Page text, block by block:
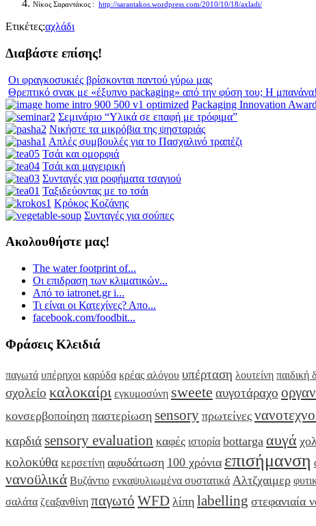
Νίκος Σαραντάκος : http://sarantakos.wordpress.com/2010/10/18/axladi/
Ετικέτες:αχλάδι
Διαβάστε επίσης!
Οι φραγκοσυκιές βρίσκονται παντού γύρω μας
Θρεπτικό σνακ με «έξυπνο packaging» από την φύση του; Η μπανάνα!
Packaging Innovation
Σεμινάριο “Υλικά σε επαφή με τρόφιμα”
Νικήστε τα μικρόβια της ψησταριάς
Απλές συμβουλές για το Πασχαλινό τραπέζι
Τσάι και ομορφιά
Τσάι και μαγειρική
Συνταγές για ροφήματα τσαγιού
Ταξιδεύοντας με το τσάι
Κρόκος Κοζάνης
Συνταγές για σούπες
Ακολουθήστε μας!
The water footprint of...
Οι επιδραση των κλιματικών...
Από το iatronet.gr i...
Τι είναι οι Κατεχίνες? Απο...
facebook.com/foodbit...
Φράσεις Κλειδιά
παγωτά υπέρηχοι καρύδα κρέας αλόγου υπέρταση λουτείνη παιδική
σχολείο καλοκαίρι εγκυμοσύνη sweete αυγοτάραχο
κονσερβοποίηση παστερίωση sensory πρωτείνες
καρδιάsensory evaluation καφές ιστορία bottarga αυγά
κολοκύθα κερσετίνη αφυδάτωση 100 χρόνια επισήμανση
νανοϋλικά Βυζάντιο ενκαψυλιωμένα συστατικά Αλτζχαιμερ
σαλάτα ζεαξανθίνη παγωτό WFD λίπη labelling στεφανιαία